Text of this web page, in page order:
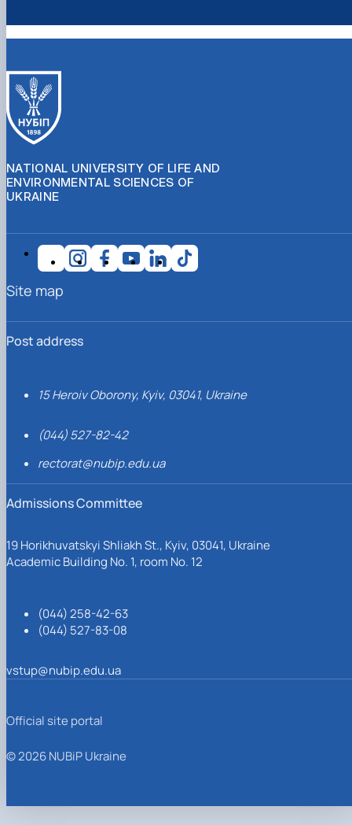
NATIONAL UNIVERSITY OF LIFE AND
ENVIRONMENTAL SCIENCES OF
UKRAINE
Post address
15 Heroiv Oborony, Kyiv, 03041, Ukraine
(044) 527-82-42
rectorat@nubip.edu.ua
Admissions Committee
19 Horikhuvatskyi Shliakh St., Kyiv, 03041, Ukraine
Academic Building No. 1, room No. 12
(044) 258-42-63
(044) 527-83-08
vstup@nubip.edu.ua
Site map
Official site portal
© 2026 NUBiP Ukraine